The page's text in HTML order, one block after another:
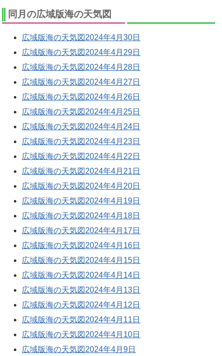
同月の広域版海の天気図
広域版海の天気図2024年4月30日
広域版海の天気図2024年4月29日
広域版海の天気図2024年4月28日
広域版海の天気図2024年4月27日
広域版海の天気図2024年4月26日
広域版海の天気図2024年4月25日
広域版海の天気図2024年4月24日
広域版海の天気図2024年4月23日
広域版海の天気図2024年4月22日
広域版海の天気図2024年4月21日
広域版海の天気図2024年4月20日
広域版海の天気図2024年4月19日
広域版海の天気図2024年4月18日
広域版海の天気図2024年4月17日
広域版海の天気図2024年4月16日
広域版海の天気図2024年4月15日
広域版海の天気図2024年4月14日
広域版海の天気図2024年4月13日
広域版海の天気図2024年4月12日
広域版海の天気図2024年4月11日
広域版海の天気図2024年4月10日
広域版海の天気図2024年4月9日